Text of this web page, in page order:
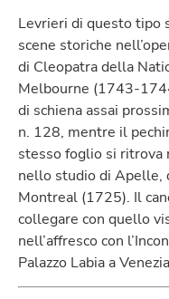
Levrieri di questo tipo
scene storiche
di Cleopatra della
Melbourne (1743-
di schiena assai
n. 128, mentre il
stesso foglio si ritrova
nello studio di Apelle,
Montreal (1725). Il
collegare con quello
nell’affresco con
Palazzo Labia a